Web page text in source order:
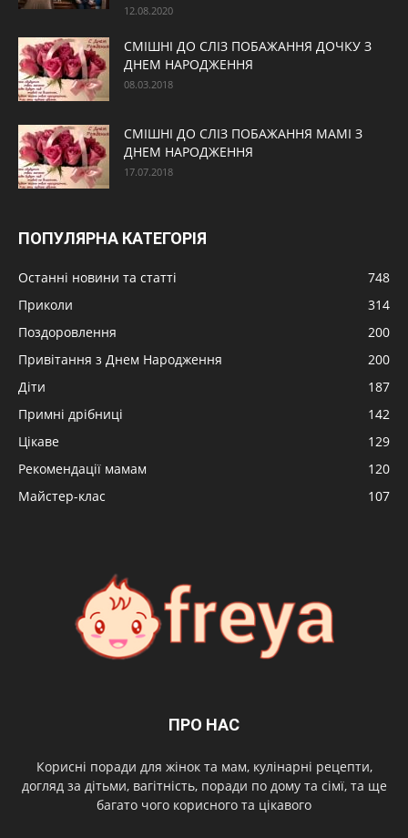
12.08.2020
СМІШНІ ДО СЛІЗ ПОБАЖАННЯ ДОЧКУ З
ДНЕМ НАРОДЖЕННЯ
08.03.2018
СМІШНІ ДО СЛІЗ ПОБАЖАННЯ МАМІ З
ДНЕМ НАРОДЖЕННЯ
17.07.2018
ПОПУЛЯРНА КАТЕГОРІЯ
Останні новини та статті
748
Приколи
314
Поздоровлення
200
Привітання з Днем Народження
200
Діти
187
Примні дрібниці
142
Цікаве
129
Рекомендації мамам
120
Майстер-клас
107
ПРО НАС
Корисні поради для жінок та мам, кулінарні рецепти,
догляд за дітьми, вагітність, поради по дому та сімї, та ще
багато чого корисного та цікавого